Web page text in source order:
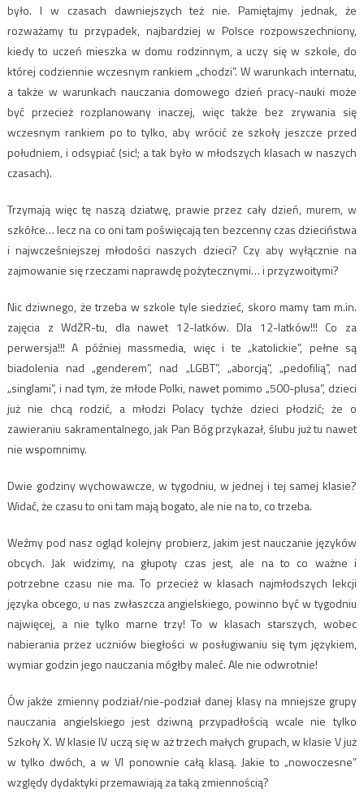
było. I w czasach dawniejszych też nie. Pamiętajmy jednak, że
rozważamy tu przypadek, najbardziej w Polsce rozpowszechniony,
kiedy to uczeń mieszka w domu rodzinnym, a uczy się w szkole, do
której codziennie wczesnym rankiem „chodzi”. W warunkach internatu,
a także w warunkach nauczania domowego dzień pracy-nauki może
być przecież rozplanowany inaczej, więc także bez zrywania się
wczesnym rankiem po to tylko, aby wrócić ze szkoły jeszcze przed
południem, i odsypiać (sic!; a tak było w młodszych klasach w naszych
czasach).
Trzymają więc tę naszą dziatwę, prawie przez cały dzień, murem, w
szkółce… lecz na co oni tam poświęcają ten bezcenny czas dzieciństwa
i najwcześniejszej młodości naszych dzieci? Czy aby wyłącznie na
zajmowanie się rzeczami naprawdę pożytecznymi… i przyzwoitymi?
Nic dziwnego, że trzeba w szkole tyle siedzieć, skoro mamy tam m.in.
zajęcia z WdŻR-tu, dla nawet 12-latków. Dla 12-latków!!! Co za
perwersja!!! A później massmedia, więc i te „katolickie”, pełne są
biadolenia nad „genderem”, nad „LGBT”, „aborcją”, „pedofilią”, nad
„singlami”, i nad tym, że młode Polki, nawet pomimo „500-plusa”, dzieci
już nie chcą rodzić, a młodzi Polacy tychże dzieci płodzić; że o
zawieraniu sakramentalnego, jak Pan Bóg przykazał, ślubu już tu nawet
nie wspomnimy.
Dwie godziny wychowawcze, w tygodniu, w jednej i tej samej klasie?
Widać, że czasu to oni tam mają bogato, ale nie na to, co trzeba.
Weźmy pod nasz ogląd kolejny probierz, jakim jest nauczanie języków
obcych. Jak widzimy, na głupoty czas jest, ale na to co ważne i
potrzebne czasu nie ma. To przecież w klasach najmłodszych lekcji
języka obcego, u nas zwłaszcza angielskiego, powinno być w tygodniu
najwięcej, a nie tylko marne trzy! To w klasach starszych, wobec
nabierania przez uczniów biegłości w posługiwaniu się tym językiem,
wymiar godzin jego nauczania mógłby maleć. Ale nie odwrotnie!
Ów jakże zmienny podział/nie-podział danej klasy na mniejsze grupy
nauczania angielskiego jest dziwną przypadłością wcale nie tylko
Szkoły X. W klasie IV uczą się w aż trzech małych grupach, w klasie V już
w tylko dwóch, a w VI ponownie całą klasą. Jakie to „nowoczesne”
względy dydaktyki przemawiają za taką zmiennością?